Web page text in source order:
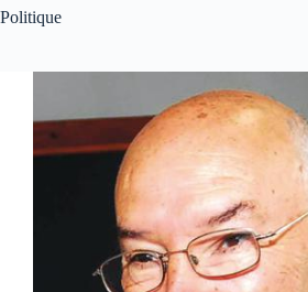
Politique